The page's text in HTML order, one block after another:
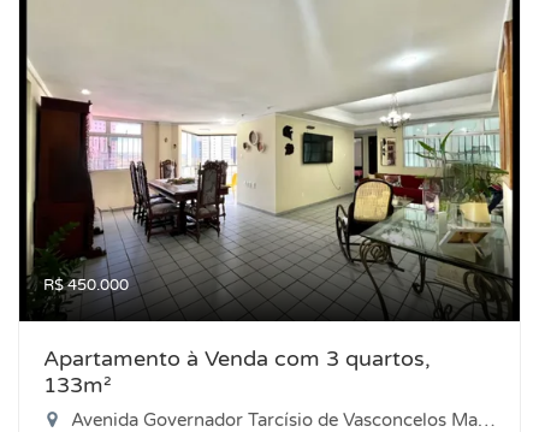
R$ 450.000
Apartamento à Venda com 3 quartos,
133m²
Avenida Governador Tarcísio de Vasconcelos Maia, 2163 - Pajuçara, Natal-RN